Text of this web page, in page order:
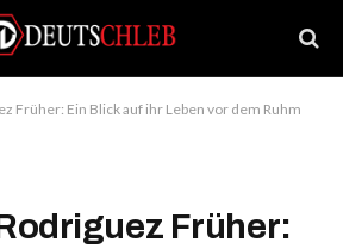
Früher: Ein Blick auf ihr Leben vor dem Ruhm
Früher: